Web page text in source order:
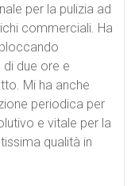
per la pulizia ad
commerciali. Ha
due ore e
Mi ha anche
periodica per
e vitale per la
qualità in